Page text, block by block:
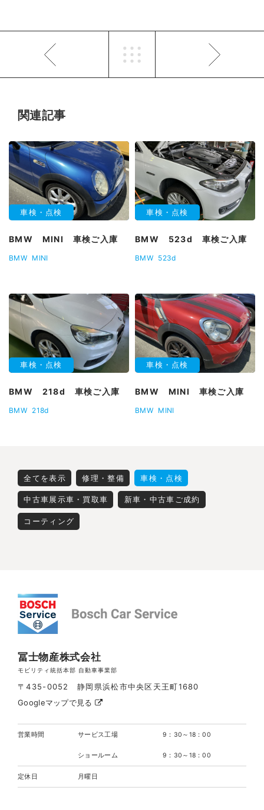
関連記事
車検・点検
BMW MINI 車検ご入庫
BMW MINI
車検・点検
BMW 523d 車検ご入庫
BMW 523d
車検・点検
BMW 218d 車検ご入庫
BMW 218d
車検・点検
BMW MINI 車検ご入庫
BMW MINI
全てを表示 修理・整備 車検・点検
中古車展示車・買取車 新車・中古車ご成約
コーティング
冨士物産株式会社
モビリティ統括本部 自動車事業部
〒435-0052 静岡県浜松市中央区天王町1680
Googleマップで見る
営業時間 サービス工場 9：30～18：00
ショールーム 9：30～18：00
定休日 月曜日